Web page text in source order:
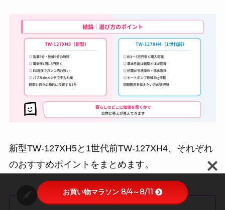
新型TW-127XH5と1世代前TW-127XH4、それぞれ
のおすすめポイントをまとめます。
お買い物マラソン 8/4～8/11